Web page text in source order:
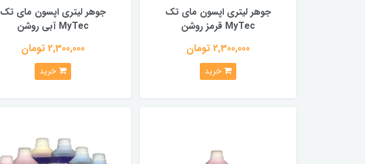
جوهر لیتری اپسون مای تک
MyTec قرمز روشن
2,300,000 تومان
خرید
جوهر لیتری اپسون مای تک
MyTec آبی روشن
2,300,000 تومان
خرید